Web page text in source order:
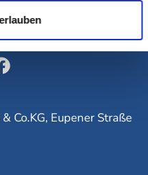
Segeltörns zum
- MITERLEBEN seit 1991!
Co.KG, Eupener Straße